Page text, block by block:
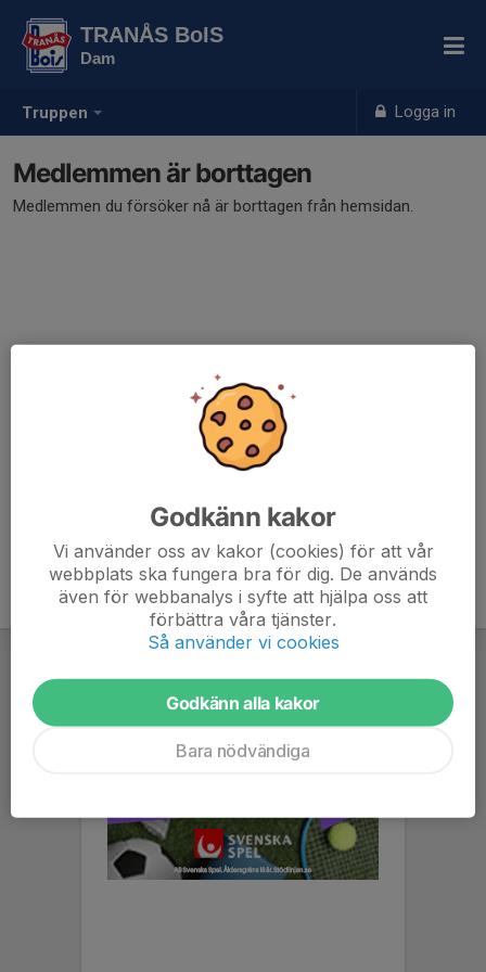
Truppen Logga in
TRANÅS BoIS
Dam
Medlemmen är borttagen
Medlemmen du försöker nå är borttagen från hemsidan.
Godkänn kakor
Vi använder oss av kakor (cookies) för att vår
webbplats ska fungera bra för dig. De används
även för webbanalys i syfte att hjälpa oss att
förbättra våra tjänster.
Så använder vi cookies
Godkänn alla kakor
Bara nödvändiga